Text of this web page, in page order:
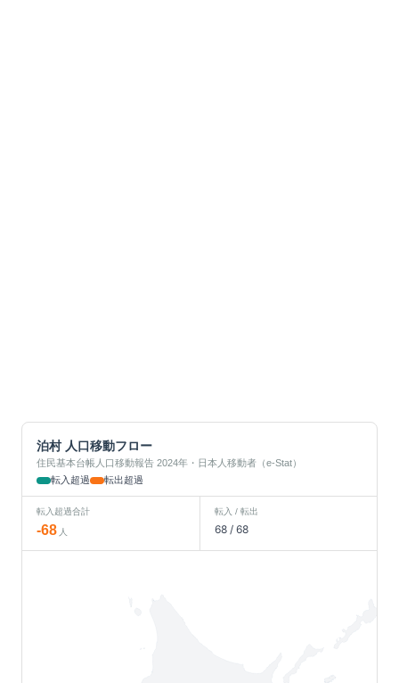
泊村人口移動フロー
住民基本台帳人口移動報告 2024年・日本人移動者（e-Stat）
転入超過
転出超過
転入超過合計
-68 人
転入 / 転出
68/ 68